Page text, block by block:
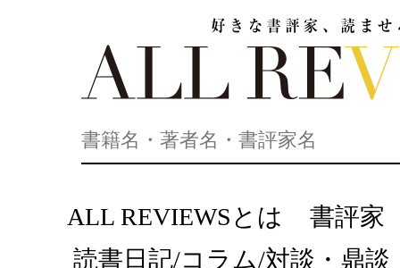
ALL REVIEWSとは
書評家
読書日記/コラム/対談・鼎談